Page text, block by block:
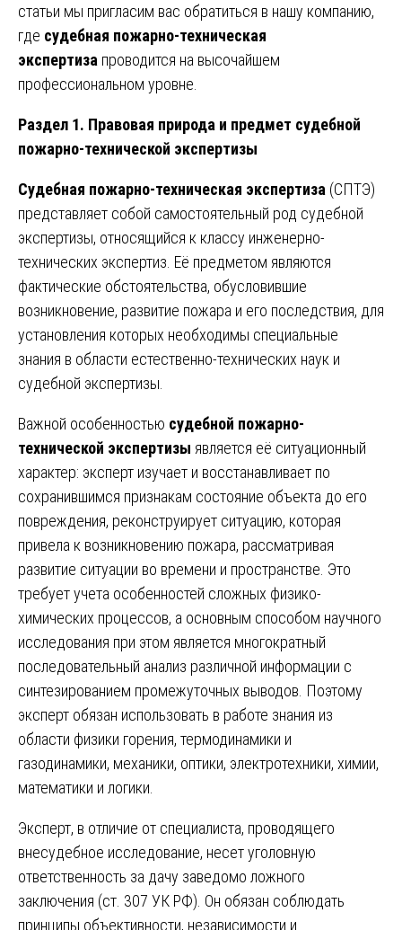
статьи мы пригласим вас обратиться в нашу компанию,
где судебная пожарно-техническая
экспертиза проводится на высочайшем
профессиональном уровне.
Раздел 1. Правовая природа и предмет судебной
пожарно-технической экспертизы
Судебная пожарно-техническая экспертиза (СПТЭ)
представляет собой самостоятельный род судебной
экспертизы, относящийся к классу инженерно-
технических экспертиз. Её предметом являются
фактические обстоятельства, обусловившие
возникновение, развитие пожара и его последствия, для
установления которых необходимы специальные
знания в области естественно-технических наук и
судебной экспертизы.
Важной особенностью судебной пожарно-
технической экспертизы является её ситуационный
характер: эксперт изучает и восстанавливает по
сохранившимся признакам состояние объекта до его
повреждения, реконструирует ситуацию, которая
привела к возникновению пожара, рассматривая
развитие ситуации во времени и пространстве. Это
требует учета особенностей сложных физико-
химических процессов, а основным способом научного
исследования при этом является многократный
последовательный анализ различной информации с
синтезированием промежуточных выводов. Поэтому
эксперт обязан использовать в работе знания из
области физики горения, термодинамики и
газодинамики, механики, оптики, электротехники, химии,
математики и логики.
Эксперт, в отличие от специалиста, проводящего
внесудебное исследование, несет уголовную
ответственность за дачу заведомо ложного
заключения (ст. 307 УК РФ). Он обязан соблюдать
принципы объективности, независимости и